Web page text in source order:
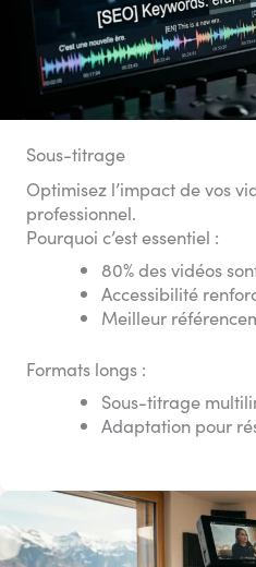
Sous-titrage
Optimisez l’impact de vos
professionnel.
Pourquoi c’est essentiel :
80% des vidéos
Accessibilité
Meilleur
Formats longs :
Sous-titrage
Adaptation pour